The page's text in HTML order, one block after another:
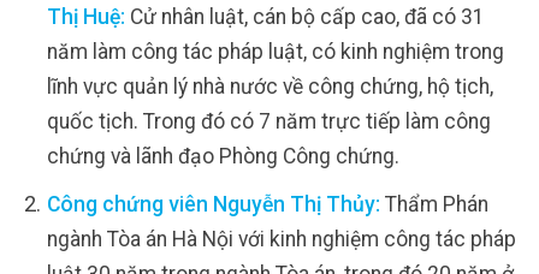
Thị Huệ: Cử nhân luật, cán bộ cấp cao, đã có 31
năm làm công tác pháp luật, có kinh nghiệm trong
lĩnh vực quản lý nhà nước về công chứng, hộ tịch,
quốc tịch. Trong đó có 7 năm trực tiếp làm công
chứng và lãnh đạo Phòng Công chứng.
Công chứng viên Nguyễn Thị Thủy: Thẩm Phán
ngành Tòa án Hà Nội với kinh nghiệm công tác pháp